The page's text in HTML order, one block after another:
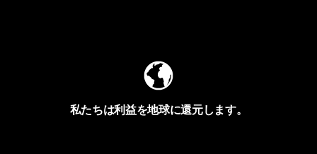
私たちは利益を地球に還元します。